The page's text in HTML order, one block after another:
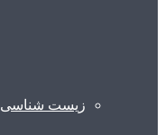
زیست شناسی